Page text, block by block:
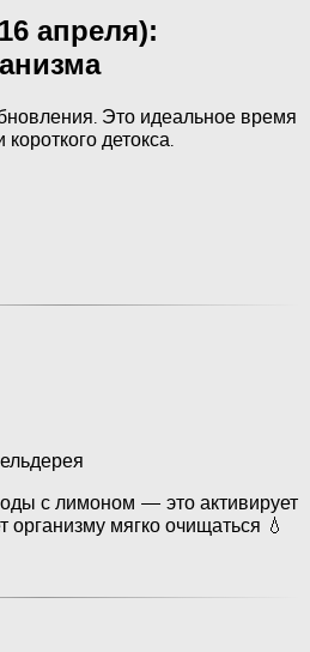
апреля):
Это идеальное время
короткого детокса.
с лимоном — это активирует
мягко очищаться 💧